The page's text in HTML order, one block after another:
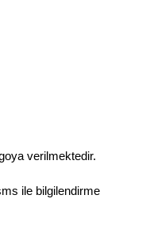
verilmektedir.
ile bilgilendirme